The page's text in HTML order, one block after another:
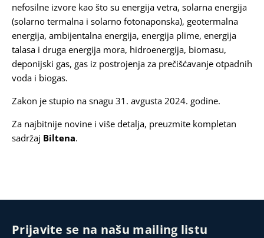
nefosilne izvore kao što su energija vetra, solarna energija
(solarno termalna i solarno fotonaponska), geotermalna
energija, ambijentalna energija, energija plime, energija
talasa i druga energija mora, hidroenergija, biomasu,
deponijski gas, gas iz postrojenja za prečišćavanje otpadnih
voda i biogas.
Zakon je stupio na snagu 31. avgusta 2024. godine.
Za najbitnije novine i više detalja, preuzmite kompletan
sadržaj Biltena.
Prijavite se na našu mailing listu